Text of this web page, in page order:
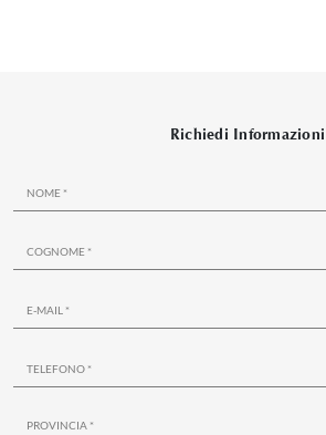
Richiedi Informazioni